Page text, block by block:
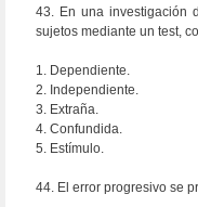
43. En una investigación
sujetos mediante un test,
1. Dependiente.
2. Independiente.
3. Extraña.
4. Confundida.
5. Estímulo.
44. El error progresivo se